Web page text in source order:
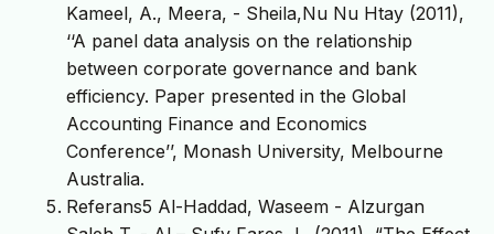
Kameel, A., Meera, - Sheila,Nu Nu Htay (2011),
‘‘A panel data analysis on the relationship
between corporate governance and bank
efficiency. Paper presented in the Global
Accounting Finance and Economics
Conference’’, Monash University, Melbourne
Australia.
Referans5 Al-Haddad, Waseem - Alzurgan